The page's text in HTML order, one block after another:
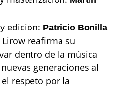
edición: Patricio Bonilla
reafirma su
dentro de la música
generaciones al
respeto por la